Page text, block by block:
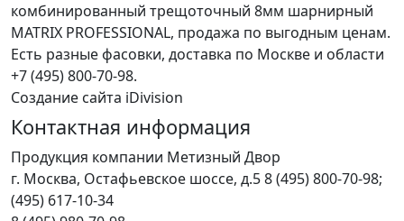
комбинированный трещоточный 8мм шарнирный
MATRIX PROFESSIONAL, продажа по выгодным ценам.
Есть разные фасовки, доставка по Москве и области
+7 (495) 800-70-98.
Создание сайта iDivision
Контактная информация
Продукция компании Метизный Двор
г. Москва, Остафьевское шоссе, д.58 (495) 800-70-98;
(495) 617-10-34